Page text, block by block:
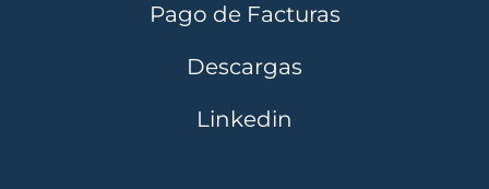
Pago de Facturas
Descargas
Linkedin